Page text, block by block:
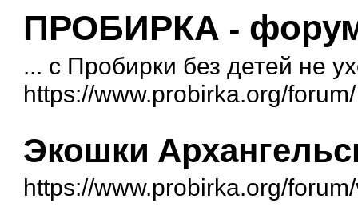
ПРОБИРКА - форум
... с Пробирки без детей не
https://www.probirka.org/forum/
Экошки
https://www.probirka.org/